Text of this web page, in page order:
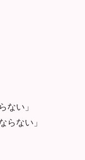
ない」
らない」